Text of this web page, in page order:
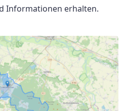
Informationen erhalten.